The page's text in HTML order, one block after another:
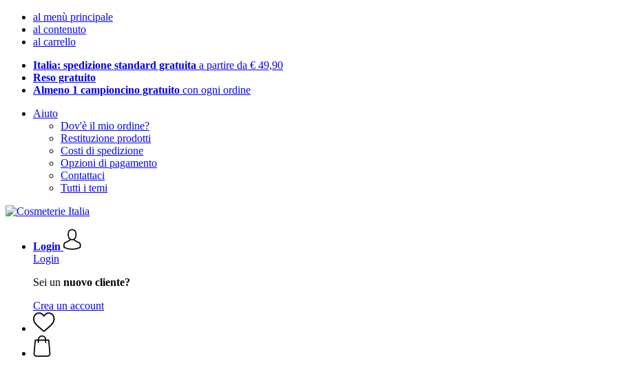
al menù principale
al contenuto
al carrello
Italia: spedizione standard gratuita a partire da € 49,90
Reso gratuito
Almeno 1 campioncino gratuito con ogni ordine
Aiuto
Dov'è il mio ordine?
Restituzione prodotti
Costi di spedizione
Opzioni di pagamento
Contattaci
Tutti i temi
Login
Login
Sei un nuovo cliente?
Crea un account